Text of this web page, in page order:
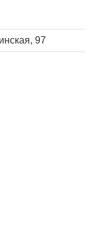
97